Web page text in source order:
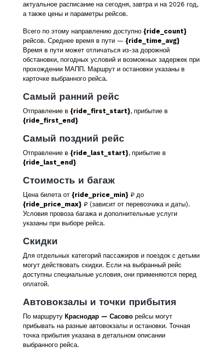
актуальное расписание на сегодня, завтра и на 2026 год,
а также цены и параметры рейсов.
Всего по этому направлению доступно {ride_count}
рейсов. Среднее время в пути — {ride_time_avg}
Время в пути может отличаться из-за дорожной
обстановки, погодных условий и возможных задержек при
прохождении МАПП. Маршрут и остановки указаны в
карточке выбранного рейса.
Самый ранний рейс
Отправление в {ride_first_start}, прибытие в
{ride_first_end}
Самый поздний рейс
Отправление в {ride_last_start}, прибытие в
{ride_last_end}
Стоимость и багаж
Цена билета от {ride_price_min} ₽ до
{ride_price_max} ₽ (зависит от перевозчика и даты).
Условия провоза багажа и дополнительные услуги
указаны при выборе рейса.
Скидки
Для отдельных категорий пассажиров и поездок с детьми
могут действовать скидки. Если на выбранный рейс
доступны специальные условия, они применяются перед
оплатой.
Автовокзалы и точки прибытия
По маршруту Краснодар — Сасово рейсы могут
прибывать на разные автовокзалы и остановки. Точная
точка прибытия указана в детальном описании
выбранного рейса.